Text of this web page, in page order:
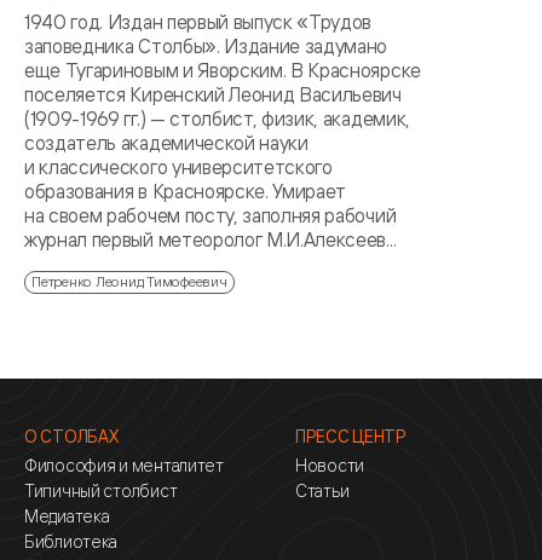
1940 год. Издан первый выпуск «Трудов
заповедника Столбы». Издание задумано
еще Тугариновым и Яворским. В Красноярске
поселяется Киренский Леонид Васильевич
(1909-1969 гг.) — столбист, физик, академик,
создатель академической науки
и классического университетского
образования в Красноярске. Умирает
на своем рабочем посту, заполняя рабочий
журнал первый метеоролог М.И.Алексеев...
Петренко Леонид Тимофеевич
О СТОЛБАХ
Философия и менталитет
Типичный столбист
Медиатека
Библиотека
ПРЕСС ЦЕНТР
Новости
Статьи